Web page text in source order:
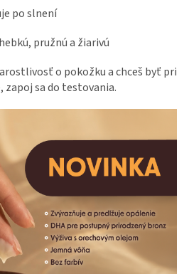
po slnení
pružnú a žiarivú
o pokožku a chceš byť pri
zapoj sa do testovania.